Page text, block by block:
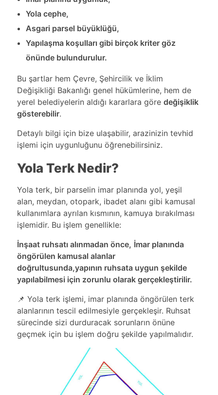
Yola cephe,
Asgari parsel büyüklüğü,
Yapılaşma koşulları gibi birçok kriter göz
önünde bulundurulur.
Bu şartlar hem Çevre, Şehircilik ve İklim
Değişikliği Bakanlığı genel hükümlerine, hem de
yerel belediyelerin aldığı kararlara göre değişiklik
gösterebilir.
Detaylı bilgi için bize ulaşabilir, arazinizin tevhid
işlemi için uygunluğunu öğrenebilirsiniz.
Yola Terk Nedir?
Yola terk, bir parselin imar planında yol, yeşil
alan, meydan, otopark, ibadet alanı gibi kamusal
kullanımlara ayrılan kısmının, kamuya bırakılması
işlemidir. Bu işlem genellikle:
İnşaat ruhsatı alınmadan önce, İmar planında
öngörülen kamusal alanlar
doğrultusunda,yapının ruhsata uygun şekilde
yapılabilmesi için zorunlu olarak gerçekleştirilir.
📌 Yola terk işlemi, imar planında öngörülen terk
alanlarının tescil edilmesiyle gerçekleşir. Ruhsat
sürecinde sizi durduracak sorunların önüne
geçmek için bu işlem doğru şekilde yapılmalıdır.